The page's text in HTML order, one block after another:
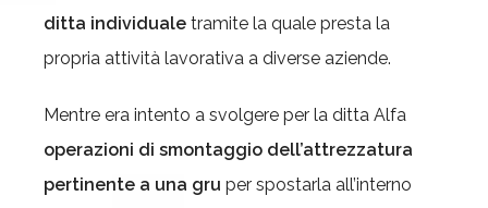
ditta individuale tramite la quale presta la
propria attività lavorativa a diverse aziende.
Mentre era intento a svolgere per la ditta Alfa
operazioni di smontaggio dell’attrezzatura
pertinente a una gru per spostarla all’interno